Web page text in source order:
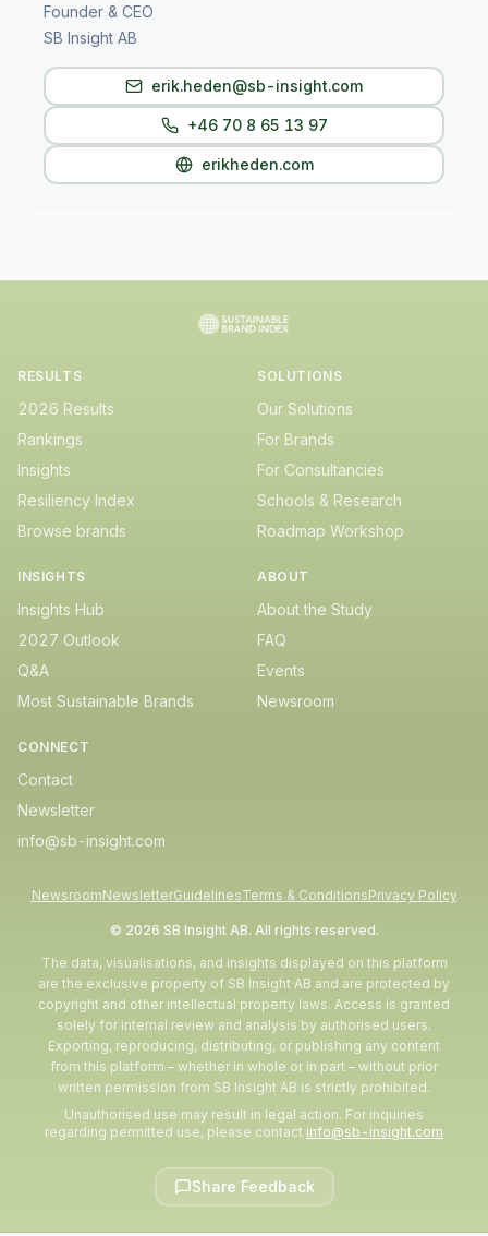
Founder & CEO
SB Insight AB
erik.heden@sb-insight.com
+46 70 8 65 13 97
erikheden.com
RESULTS
2026 Results
Rankings
Insights
Resiliency Index
Browse brands
SOLUTIONS
Our Solutions
For Brands
For Consultancies
Schools & Research
Roadmap Workshop
INSIGHTS
Insights Hub
2027 Outlook
Q&A
Most Sustainable Brands
ABOUT
About the Study
FAQ
Events
Newsroom
CONNECT
Contact
Newsletter
info@sb-insight.com
NewsroomNewsletterGuidelinesTerms & ConditionsPrivacy Policy
© 2026 SB Insight AB. All rights reserved.
The data, visualisations, and insights displayed on this platform
are the exclusive property of SB Insight AB and are protected by
copyright and other intellectual property laws. Access is granted
solely for internal review and analysis by authorised users.
Exporting, reproducing, distributing, or publishing any content
from this platform – whether in whole or in part – without prior
written permission from SB Insight AB is strictly prohibited.
Unauthorised use may result in legal action. For inquiries
regarding permitted use, please contact info@sb-insight.com
Share Feedback